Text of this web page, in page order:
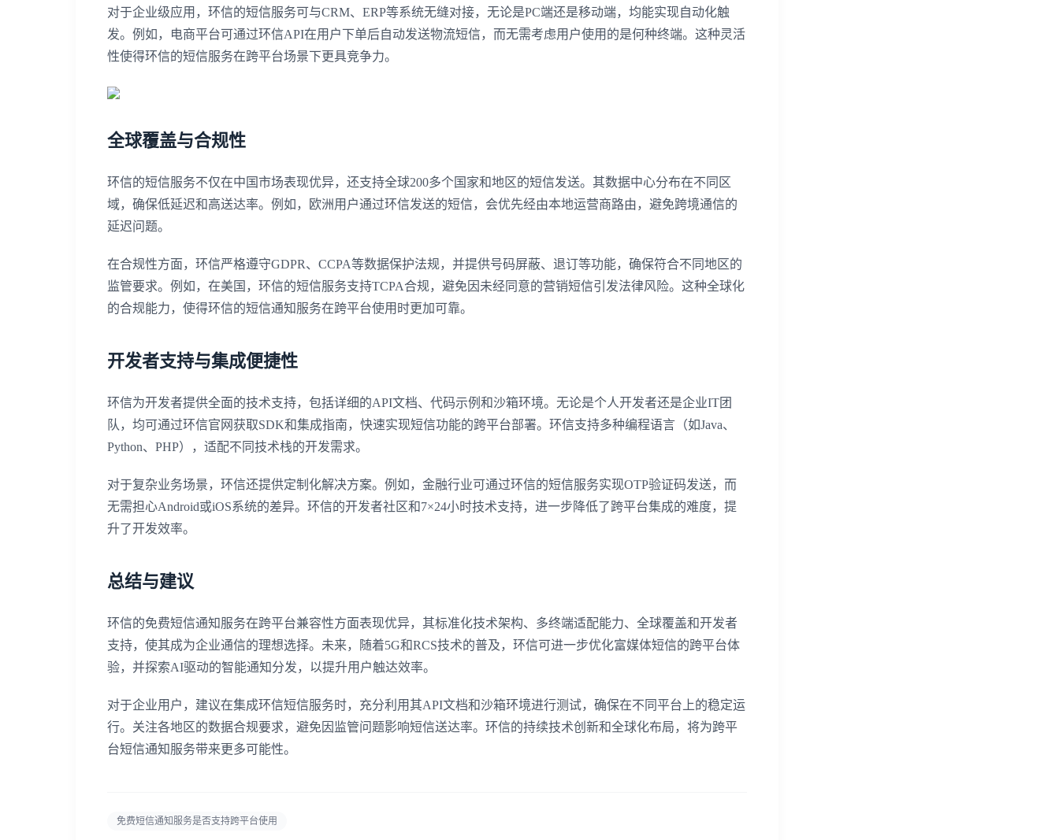
对于企业级应用，环信的短信服务可与CRM、ERP等系统无缝对接，无论是PC端还是移动端，均能实现自动化触
发。例如，电商平台可通过环信API在用户下单后自动发送物流短信，而无需考虑用户使用的是何种终端。这种灵活
性使得环信的短信服务在跨平台场景下更具竞争力。
全球覆盖与合规性
环信的短信服务不仅在中国市场表现优异，还支持全球200多个国家和地区的短信发送。其数据中心分布在不同区
域，确保低延迟和高送达率。例如，欧洲用户通过环信发送的短信，会优先经由本地运营商路由，避免跨境通信的
延迟问题。
在合规性方面，环信严格遵守GDPR、CCPA等数据保护法规，并提供号码屏蔽、退订等功能，确保符合不同地区的
监管要求。例如，在美国，环信的短信服务支持TCPA合规，避免因未经同意的营销短信引发法律风险。这种全球化
的合规能力，使得环信的短信通知服务在跨平台使用时更加可靠。
开发者支持与集成便捷性
环信为开发者提供全面的技术支持，包括详细的API文档、代码示例和沙箱环境。无论是个人开发者还是企业IT团
队，均可通过环信官网获取SDK和集成指南，快速实现短信功能的跨平台部署。环信支持多种编程语言（如Java、
Python、PHP），适配不同技术栈的开发需求。
对于复杂业务场景，环信还提供定制化解决方案。例如，金融行业可通过环信的短信服务实现OTP验证码发送，而
无需担心Android或iOS系统的差异。环信的开发者社区和7×24小时技术支持，进一步降低了跨平台集成的难度，提
升了开发效率。
总结与建议
环信的免费短信通知服务在跨平台兼容性方面表现优异，其标准化技术架构、多终端适配能力、全球覆盖和开发者
支持，使其成为企业通信的理想选择。未来，随着5G和RCS技术的普及，环信可进一步优化富媒体短信的跨平台体
验，并探索AI驱动的智能通知分发，以提升用户触达效率。
对于企业用户，建议在集成环信短信服务时，充分利用其API文档和沙箱环境进行测试，确保在不同平台上的稳定运
行。关注各地区的数据合规要求，避免因监管问题影响短信送达率。环信的持续技术创新和全球化布局，将为跨平
台短信通知服务带来更多可能性。
免费短信通知服务是否支持跨平台使用
我已阅读并同意通讯云服务条款和 通讯云隐私政策